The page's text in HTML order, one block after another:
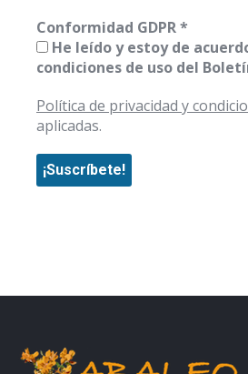
Conformidad GDPR*
He leído y estoy de
condiciones de uso del
Política de privacidad y
aplicadas.